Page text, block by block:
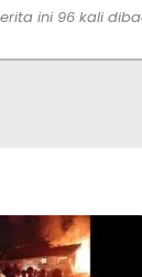
ini 96 kali